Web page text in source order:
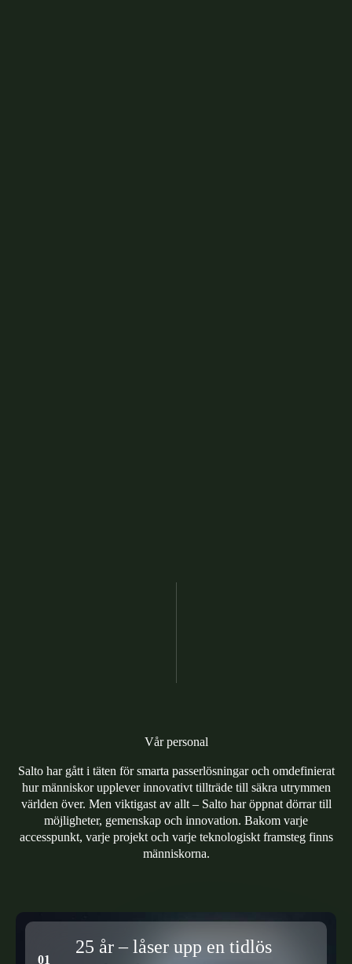
Vår personal
Salto har gått i täten för smarta passerlösningar och omdefinierat
hur människor upplever innovativt tillträde till säkra utrymmen
världen över. Men viktigast av allt – Salto har öppnat dörrar till
möjligheter, gemenskap och innovation. Bakom varje
accesspunkt, varje projekt och varje teknologiskt framsteg finns
människorna.
25 år – låser upp en tidlös